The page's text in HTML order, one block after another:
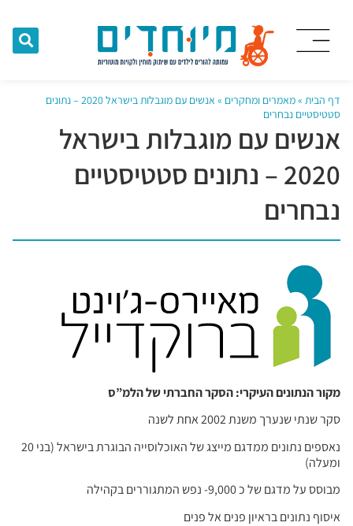
דף הבית »מאמרים ומחקרים »
אנשים עם מוגבלות בישראל 2020 – נתונים
סטטיסטיים נבחרים
אנשים עם מוגבלות בישראל
2020 – נתונים סטטיסטיים
נבחרים
מקור הנתונים העיקרי: הסקר החברתי של הלמ”ס
סקר שנתי שנערך משנת 2002 אחת לשנה
נאספים נתונים ממדגם מייצג של האוכלוסייה הבוגרת בישראל (בני 20
ומעלה)
מבוסס על מדגם של כ 9,000- נפש המתגוררים בקהילה
איסוף נתונים בראיון פנים אל פנים